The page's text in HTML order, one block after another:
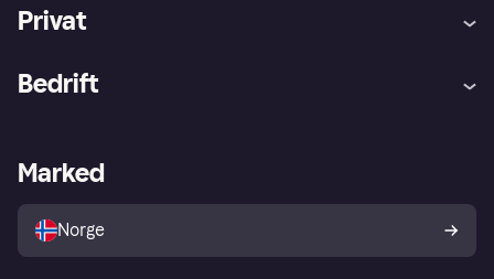
Privat
Utforsk butikker
Bedrift
Merchant portal
Marked
Norge